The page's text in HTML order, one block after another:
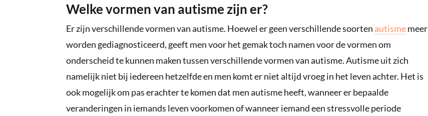
Welke vormen van autisme zijn er?
Er zijn verschillende vormen van autisme. Hoewel er geen verschillende soorten autismemeer
worden gediagnosticeerd, geeft men voor het gemak toch namen voor de vormen om
onderscheid te kunnen maken tussen verschillende vormen van autisme. Autisme uit zich
namelijk niet bij iedereen hetzelfde en men komt er niet altijd vroeg in het leven achter. Het is
ook mogelijk om pas erachter te komen dat men autisme heeft, wanneer er bepaalde
veranderingen in iemands leven voorkomen of wanneer iemand een stressvolle periode